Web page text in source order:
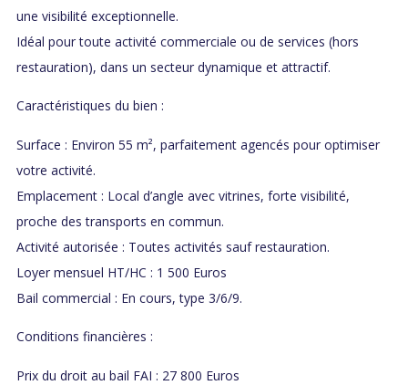
une visibilité exceptionnelle.
Idéal pour toute activité commerciale ou de services (hors
restauration), dans un secteur dynamique et attractif.
Caractéristiques du bien :
Surface : Environ 55 m², parfaitement agencés pour optimiser
votre activité.
Emplacement : Local d’angle avec vitrines, forte visibilité,
proche des transports en commun.
Activité autorisée : Toutes activités sauf restauration.
Loyer mensuel HT/HC : 1 500 Euros
Bail commercial : En cours, type 3/6/9.
Conditions financières :
Prix du droit au bail FAI : 27 800 Euros